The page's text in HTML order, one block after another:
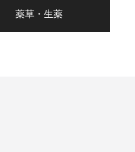
薬草・生薬